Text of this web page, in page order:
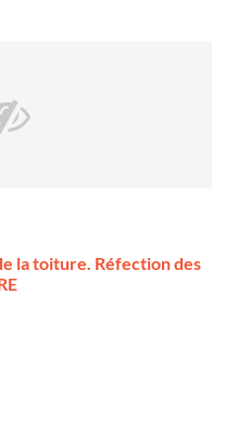
la toiture. Réfection des